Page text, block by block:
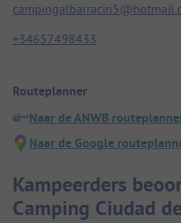
+34657498433
Routeplanner
Naar de ANWB
Naar de Google
Kampeerders
Camping Ciudad